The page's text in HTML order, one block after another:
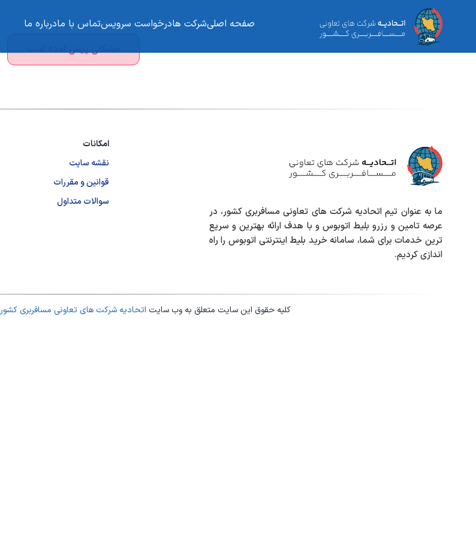
صفحه اصلیشرکت هادرخواست سرویستماس با مادرباره ما
مشکلی پیش آمده است
ما به عنوان تیم اتحادیه شرکت های تعاونی مسافربری کشور، در
عرصه تامین و رزرو بلیط اتوبوس و با هدف ارائه بهترین و سریع
ترین خدمات برای شما، سامانه خرید بلیط اینترنتی اتوبوس را راه
اندازی کردیم.
امکانات
نقشه سایت
قوانین و مقررات
سوالات متداول
کلیه حقوق این سایت متعلق به وب سایت اتحادیه شرکت های تعاونی مسافربری کشور